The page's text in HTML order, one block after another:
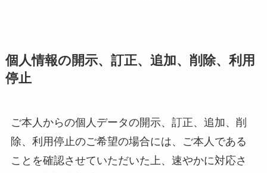
個人情報の開示、訂正、追加、削除、利用
停止
ご本人からの個人データの開示、訂正、追加、削
除、利用停止のご希望の場合には、ご本人である
ことを確認させていただいた上、速やかに対応さ